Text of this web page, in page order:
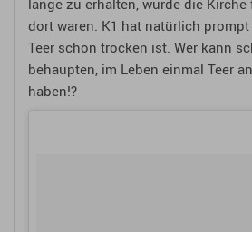
lange zu erhalten, wurde die
dort waren. K1 hat natürlich
Teer schon trocken ist. Wer kann
behaupten, im Leben einmal Teer
haben!?